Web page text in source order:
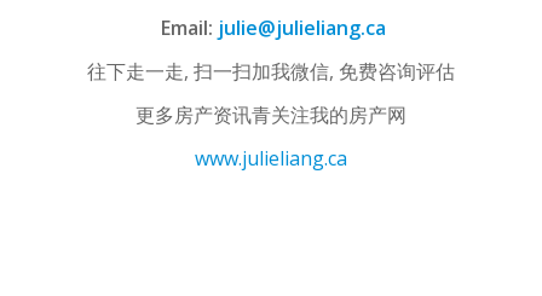
Email: julie@julieliang.ca
往下走一走, 扫一扫加我微信, 免费咨询评估
更多房产资讯青关注我的房产网
www.julieliang.ca